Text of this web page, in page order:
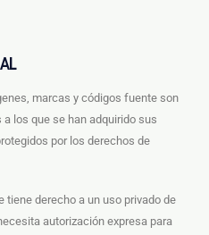
marcas y códigos fuente son
los que se han adquirido sus
por los derechos de
tiene derecho a un uso privado de
autorización expresa para